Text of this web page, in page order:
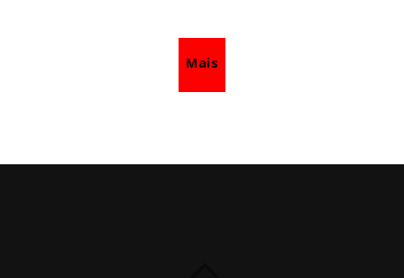
Mais